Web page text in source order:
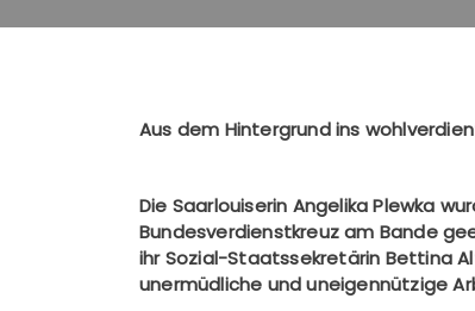
Aus dem Hintergrund ins
Die Saarlouiserin Angelika Plewka
Bundesverdienstkreuz am Bande
ihr Sozial-Staatssekretärin Bettina
unermüdliche und uneigennützige